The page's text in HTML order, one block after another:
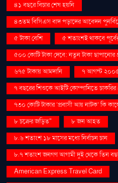
৪১ বছরে বিচার শেষ হয়নি
৪৩তম বিসিএস বাদ পড়াদের আবেদন
৫ টাকা বেশি
৫ শতাংশই থাকবে
৫০০ কোটি টাকা দেবে: নতুন টাকা ছাপানোর
৬৭৫ টাকায় আমদানি
৭ আগস্ট
৭ বছরের শিশুকে আইটি কোম্পানিতে চাকরির
৭৩০ কোটি টাকার ‘প্রবাসী আয় নাটক’ কি
৮ চক্রের জড়িত"
৮ জন আহত
৮.৬ শতাংশ ১৮ মাসের মধ্যে নির্বাচন চান
৮.৭ শতাংশ জনগণ আগামী দুই থেকে তিন
American Express Travel Card